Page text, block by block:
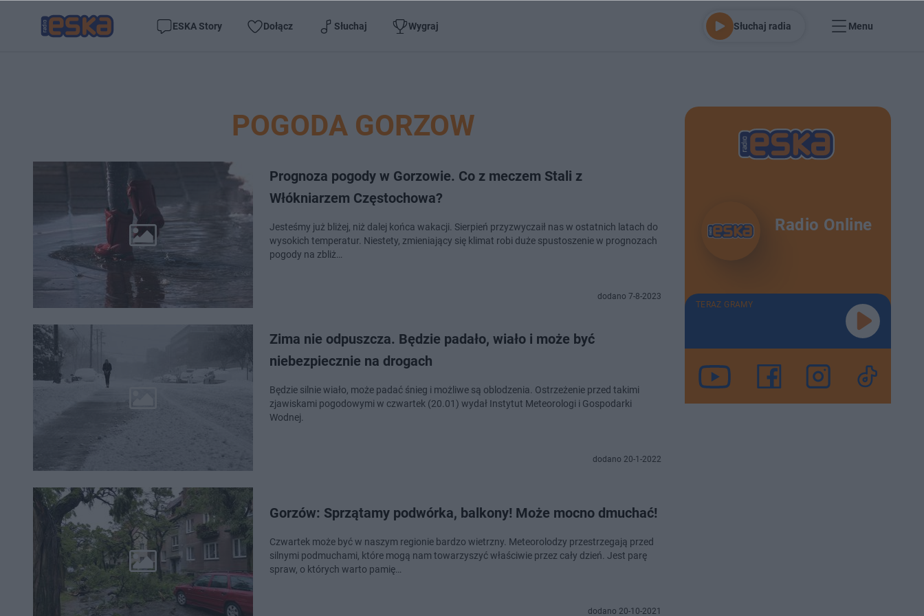
ESKA Story Dołącz Słuchaj Wygraj Słuchaj radia Menu
POGODA GORZOW
Prognoza pogody w Gorzowie. Co z meczem Stali z
Włókniarzem Częstochowa?
Jesteśmy już bliżej, niż dalej końca wakacji. Sierpień przyzwyczaił nas w ostatnich latach do
wysokich temperatur. Niestety, zmieniający się klimat robi duże spustoszenie w prognozach
pogody na zbliż…
dodano 7-8-2023
Zima nie odpuszcza. Będzie padało, wiało i może być
niebezpiecznie na drogach
Będzie silnie wiało, może padać śnieg i możliwe są oblodzenia​. Ostrzeżenie przed takimi
zjawiskami pogodowymi w czwartek (20.01) wydał Instytut Meteorologi i Gospodarki
Wodnej.
dodano 20-1-2022
Gorzów: Sprzątamy podwórka, balkony! Może mocno dmuchać!
Czwartek może być w naszym regionie bardzo wietrzny. Meteorolodzy przestrzegają przed
silnymi podmuchami, które mogą nam towarzyszyć właściwie przez cały dzień. Jest parę
spraw, o których warto pamię…
dodano 20-10-2021
Radio Online
TERAZ GRAMY